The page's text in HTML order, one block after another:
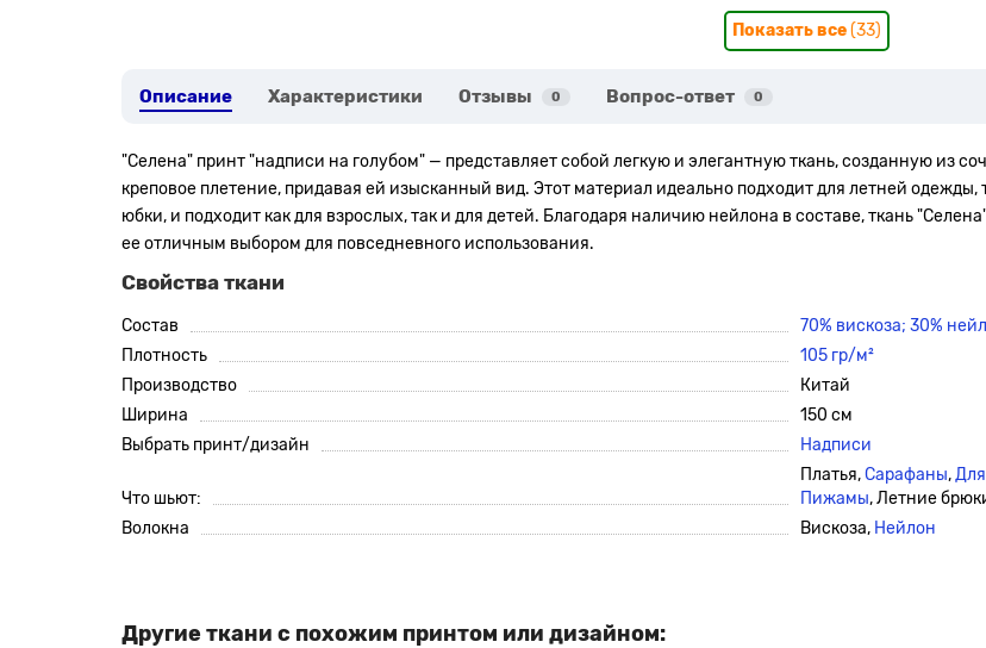
Показать все(33)
Описание Характеристики Отзывы 0 Вопрос-ответ 0
"Селена" принт "надписи на голубом" — представляет собой легкую и элегантную ткань, созданную из
креповое плетение, придавая ей изысканный вид. Этот материал идеально подходит для летней
юбки, и подходит как для взрослых, так и для детей. Благодаря наличию нейлона в составе, ткань
ее отличным выбором для повседневного использования.
Свойства ткани
Состав
70% вискоза; 30%
Плотность
105 гр/м²
Производство
Китай
Ширина
150 см
Выбрать принт/дизайн
Надписи
Что шьют:
Платья,Сарафаны,
Пижамы, Летние
Волокна
Вискоза, Нейлон
Другие ткани с похожим принтом или дизайном: